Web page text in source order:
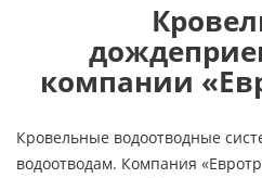
компании
Кровельные водоотводные
водоотводам. Компания